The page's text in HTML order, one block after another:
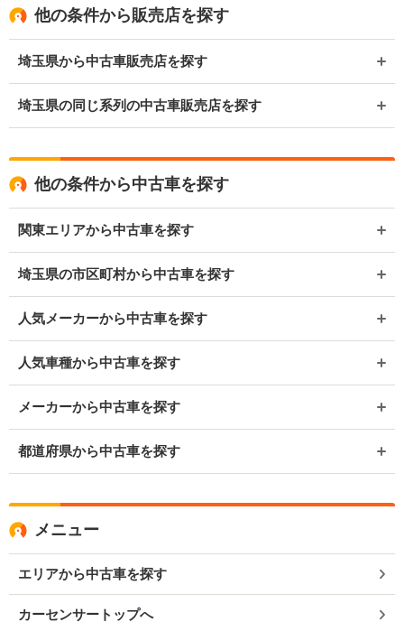
他の条件から販売店を探す
埼玉県から中古車販売店を探す
埼玉県の同じ系列の中古車販売店を探す
他の条件から中古車を探す
関東エリアから中古車を探す
埼玉県の市区町村から中古車を探す
人気メーカーから中古車を探す
人気車種から中古車を探す
メーカーから中古車を探す
都道府県から中古車を探す
メニュー
エリアから中古車を探す
カーセンサートップへ